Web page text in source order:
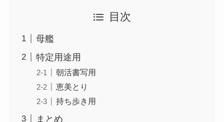
目次
母艦
特定用途用
朝活書写用
恵美とり
持ち歩き用
まとめ